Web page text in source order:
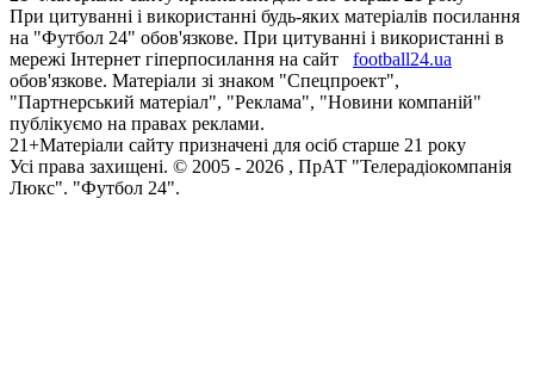
При цитуванні і використанні будь-яких матеріалів посилання
на "Футбол 24" обов'язкове. При цитуванні і використанні в
мережі Інтернет гіперпосилання на сайт
football24.ua
обов'язкове. Матеріали зі знаком "Спецпроект",
"Партнерський матеріал", "Реклама", "Новини компаній"
публікуємо на правах реклами.
21+Матеріали сайту призначені для осіб старше 21 року
Усi права захищенi. © 2005 - 2026 , ПрАТ "Телерадіокомпанія
Люкс". "Футбол 24".